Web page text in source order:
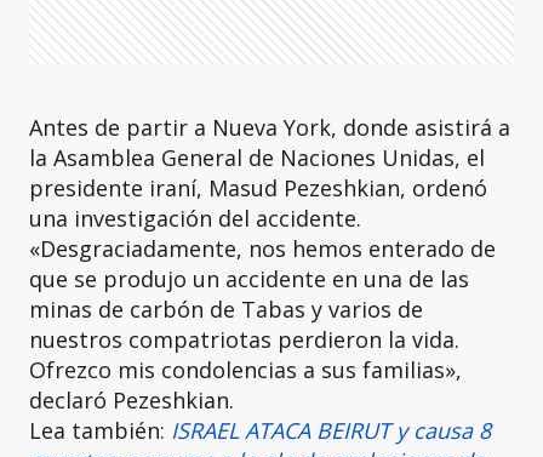
Antes de partir a Nueva York, donde asistirá a
la Asamblea General de Naciones Unidas, el
presidente iraní, Masud Pezeshkian, ordenó
una investigación del accidente.
«Desgraciadamente, nos hemos enterado de
que se produjo un accidente en una de las
minas de carbón de Tabas y varios de
nuestros compatriotas perdieron la vida.
Ofrezco mis condolencias a sus familias»,
declaró Pezeshkian.
Lea también: ISRAEL ATACA BEIRUT y causa 8